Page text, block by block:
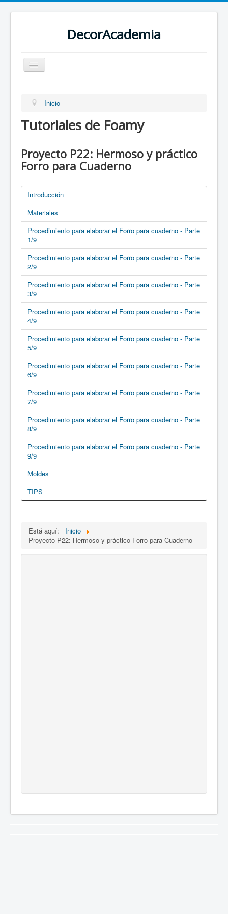
DecorAcademia
MOLDES Y PATRONES
ETIQUETAS
Inicio
Tutoriales de Foamy
Proyecto P22: Hermoso y práctico
Forro para Cuaderno
Introducción
Materiales
Procedimiento para elaborar el Forro para cuaderno - Parte
1/9
Procedimiento para elaborar el Forro para cuaderno - Parte
2/9
Procedimiento para elaborar el Forro para cuaderno - Parte
3/9
Procedimiento para elaborar el Forro para cuaderno - Parte
4/9
Procedimiento para elaborar el Forro para cuaderno - Parte
5/9
Procedimiento para elaborar el Forro para cuaderno - Parte
6/9
Procedimiento para elaborar el Forro para cuaderno - Parte
7/9
Procedimiento para elaborar el Forro para cuaderno - Parte
8/9
Procedimiento para elaborar el Forro para cuaderno - Parte
9/9
Moldes
TIPS
Está aquí:
Inicio
Proyecto P22: Hermoso y práctico Forro para Cuaderno